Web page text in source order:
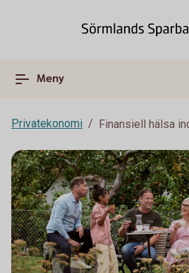
Meny
Privatekonomi Finansiell hälsa